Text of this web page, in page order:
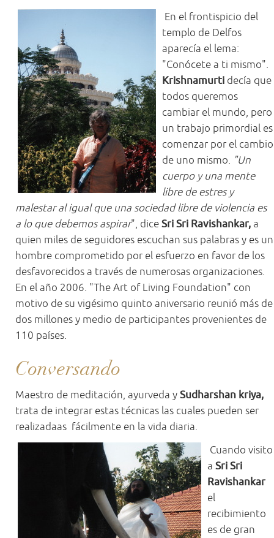
En el frontispicio del
templo de Delfos
aparecía el lema:
"Conócete a ti mismo".
Krishnamurti decía que
todos queremos
cambiar el mundo, pero
un trabajo primordial es
comenzar por el cambio
de uno mismo. "Un
cuerpo y una mente
libre de estres y
malestar al igual que una sociedad libre de violencia es
a lo que debemos aspirar", diceSri Sri Ravishankar,a
quien miles de seguidores escuchan sus palabras y es un
hombre comprometido por el esfuerzo en favor de los
desfavorecidos a través de numerosas organizaciones.
En el año 2006. "The Art of Living Foundation" con
motivo de su vigésimo quinto aniversario reunió más de
dos millones y medio de participantes provenientes de
110 países.
Conversando
Maestro de meditación, ayurveda ySudharshan kriya,
trata de integrar estas técnicas las cuales pueden ser
realizadaas fácilmente en la vida diaria.
Cuando visito
a Sri Sri
Ravishankar
el
recibimiento
es de gran